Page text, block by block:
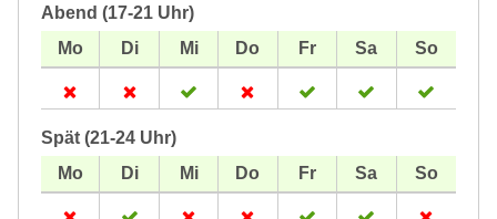
Abend (17-21 Uhr)
Spät (21-24 Uhr)